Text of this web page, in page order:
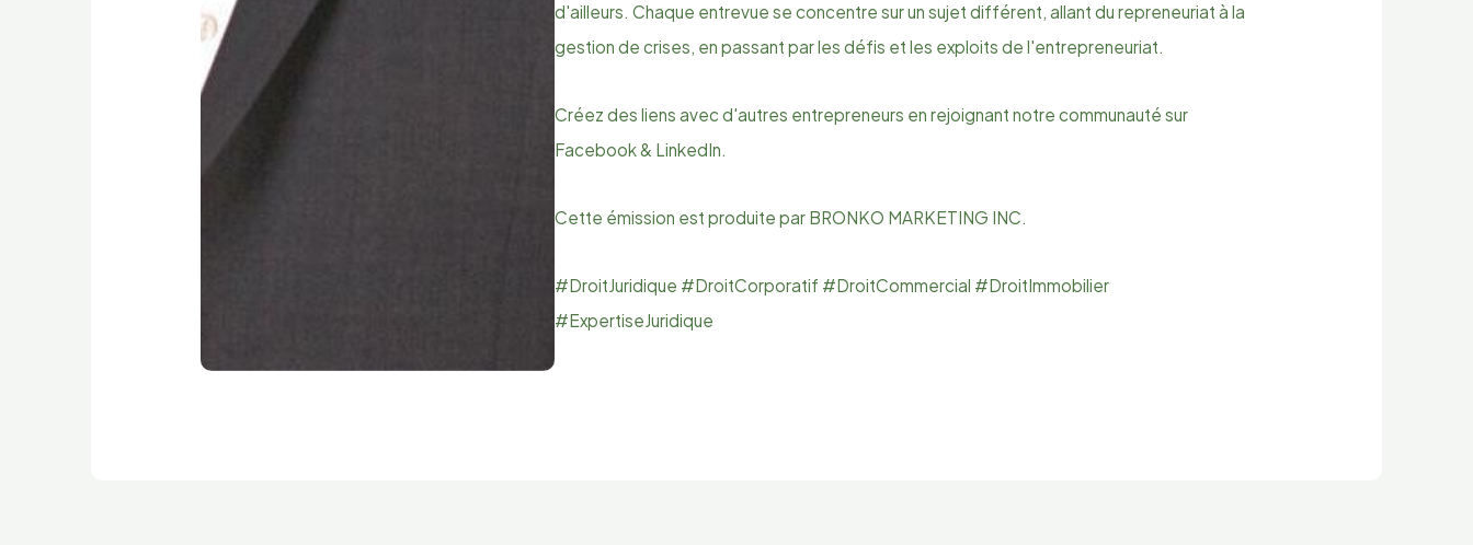
d'ailleurs. Chaque entrevue se concentre sur un sujet différent, allant du repreneuriat à la
gestion de crises, en passant par les défis et les exploits de l'entrepreneuriat.
Créez des liens avec d'autres entrepreneurs en rejoignant notre communauté sur
Facebook & LinkedIn.
Cette émission est produite par BRONKO MARKETING INC.
#DroitJuridique #DroitCorporatif #DroitCommercial #DroitImmobilier
#ExpertiseJuridique